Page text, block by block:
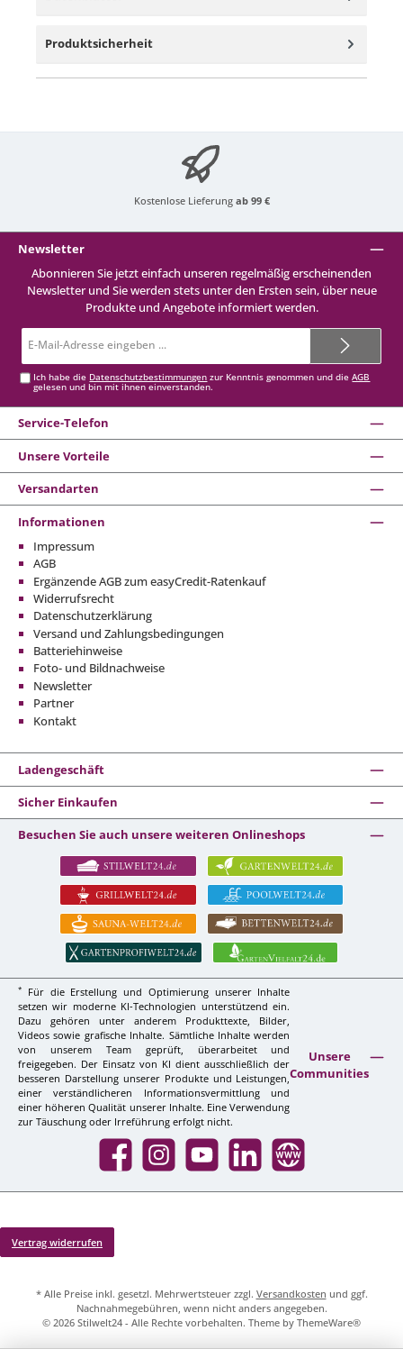
Produktsicherheit
Kostenlose Lieferung ab 99 €
Newsletter
Abonnieren Sie jetzt einfach unseren regelmäßig erscheinenden
Newsletter und Sie werden stets unter den Ersten sein, über neue
Produkte und Angebote informiert werden.
Mail-
Ich habe die Datenschutzbestimmungen zur Kenntnis genommen und dieAGB
gelesen und bin mit ihnen einverstanden.
Service-Telefon
Unsere Vorteile
Versandarten
Informationen
Impressum
AGB
Ergänzende AGB zum easyCredit-Ratenkauf
Widerrufsrecht
Datenschutzerklärung
Versand und Zahlungsbedingungen
Batteriehinweise
Foto- und Bildnachweise
Newsletter
Partner
Kontakt
Ladengeschäft
Sicher Einkaufen
Besuchen Sie auch unsere weiteren Onlineshops
*
Für die Erstellung und Optimierung unserer Inhalte
setzen wir moderne KI-Technologien unterstützend ein.
Dazu gehören unter anderem Produkttexte, Bilder,
Videos sowie grafische Inhalte. Sämtliche Inhalte werden
von unserem Team geprüft, überarbeitet und
freigegeben. Der Einsatz von KI dient ausschließlich der
besseren Darstellung unserer Produkte und Leistungen,
einer verständlicheren Informationsvermittlung und
einer höheren Qualität unserer Inhalte. Eine Verwendung
zur Täuschung oder Irreführung erfolgt nicht.
Unsere
Communities
Facebook InstagramYouTube LinkedIn Website
Vertrag widerrufen
* Alle Preise inkl. gesetzl. Mehrwertsteuer zzgl. Versandkosten und ggf.
Nachnahmegebühren, wenn nicht anders angegeben.
© 2026 Stilwelt24 - Alle Rechte vorbehalten. Theme by ThemeWare®